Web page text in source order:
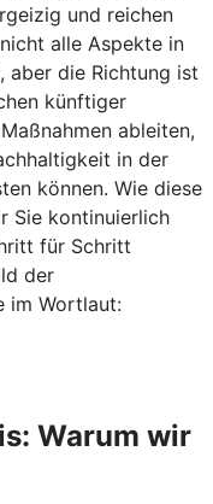
und reichen
alle Aspekte in
aber die Richtung ist
künftiger
ableiten,
in der
können. Wie diese
Sie kontinuierlich
für Schritt
der
im Wortlaut:
Warum wir